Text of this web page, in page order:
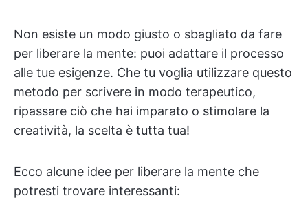
Non esiste un modo giusto o sbagliato da fare
per liberare la mente: puoi adattare il processo
alle tue esigenze. Che tu voglia utilizzare questo
metodo per scrivere in modo terapeutico,
ripassare ciò che hai imparato o stimolare la
creatività, la scelta è tutta tua!
Ecco alcune idee per liberare la mente che
potresti trovare interessanti: